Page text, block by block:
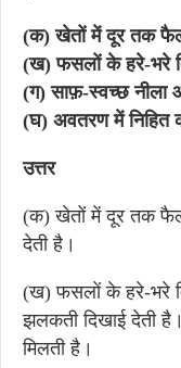
(क) खेतों में दूर तक
(ख) फसलों के हरे-भरे
(ग) साफ़-स्वच्छ
(घ) अवतरण में निहित
उत्तर
(क) खेतों में दूर तक
देती है।
(ख) फसलों के हरे-भरे
झलकती दिखाई देती
मिलती है।